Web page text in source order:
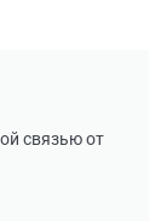
связью от